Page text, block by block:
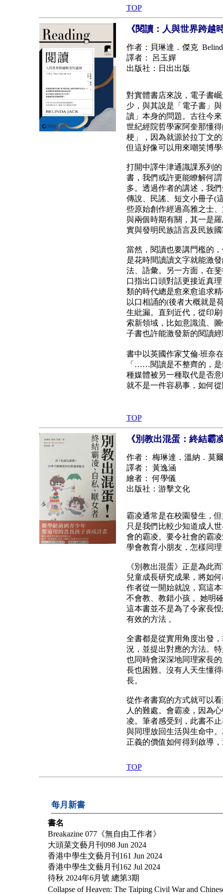
TOP
《閱讀：人與世界跨越
作者：貝琳達．傑克
譯者： 呂玉嬋
出版社：日出出版
對實體書店來說，電子書
少，與其說是「電子書」
讀」本身的問題。古往今
世紀經院哲學家阿奎那懂
梗」，因為就源於拉丁文
但這好像可以用來嘲笑博
打開中譯牛津通識課系列
書，我們或許更能瞭解何
多。透過作者的講述，我
傳說、民謠、短文小冊子(
些原始創作經過高雅之士
與兩個時期有關，其一是
實與發明民族語言及民族
當然，閱讀也要講門檻的
是花時間讀讀文字就能激
法、語彙。另一方面，在
口指出口頭對話更接近真
類的時代總是愈來愈追求
以口相誦的(後者大概就是
生紕漏。直到近代，從印
索新領域，比如意識流、
子書也許能激發新的閱讀
書中以英國作家艾倫‧班奈
「……閱讀是不整齊的，
種媒體被另一種取代是否
就不是一件容易事，如何
TOP
《別教出混蛋：終結霸
作者： 梅琳達．溫納．莫
譯者： 黃逸涵
繪者： 何學儀
出版社：游擊文化
霸凌通常是在校園發生，
只是我們比較少知道成人
會的霸凌。要令社會的霸
學會教育小朋友，怎樣同
《別教出混蛋》正是為此
兒童成長研究成果，將如
作者從一開始就說，寫這
不會教、教錯小孩 。她明
這本書並不是為了令家長
有效的方法 。
全書都是從實用角度出發
況，並提出對應的方法。
也同時會深深地同理家長
長也困難。沒有人天生懂
長。
從作者書寫的方式就可以
人的難處。會霸凌，因為
凌。筆者感受到，此書不
與同理放回生活與生命中
正義的價值如何得到啟導
TOP
每月新書
書名
Breakazine 077《無自由工作者》
大頭菜文藝月刊098 Jun 2024
香港中學生文藝月刊161 Jun 2024
香港中學生文藝月刊162 Jul 2024
待秋 2024年6月號 總第3期
Collapse of Heaven: The Taiping Civil War and